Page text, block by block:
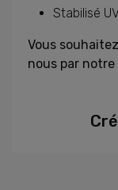
Stabilisé
Vous
nous par